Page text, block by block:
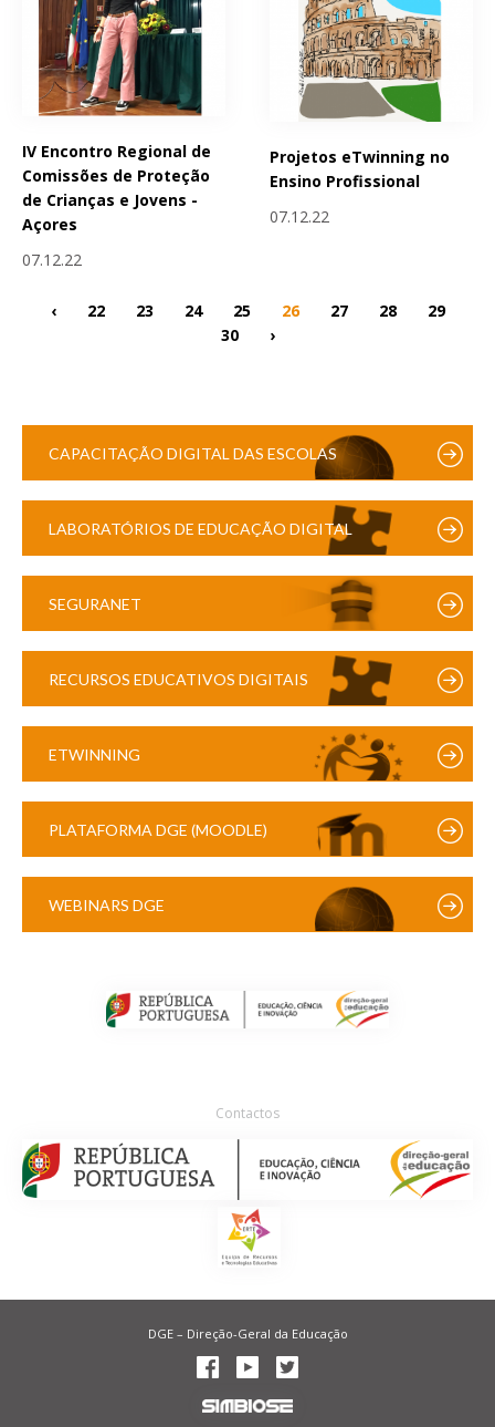
IV Encontro Regional de
Comissões de Proteção
de Crianças e Jovens -
Açores
07.12.22
Projetos eTwinning no
Ensino Profissional
07.12.22
‹ 22 23 24 25 26 27 28
29
30
›
CAPACITAÇÃO DIGITAL DAS ESCOLAS
LABORATÓRIOS DE EDUCAÇÃO DIGITAL
SEGURANET
RECURSOS EDUCATIVOS DIGITAIS
ETWINNING
PLATAFORMA DGE (MOODLE)
WEBINARS DGE
Contactos
DGE – Direção-Geral da Educação